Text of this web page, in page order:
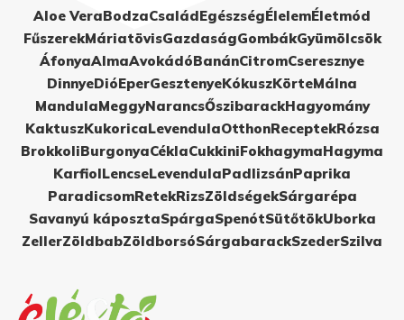
Aloe VeraBodzaCsaládEgészségÉlelemÉletmód
FűszerekMáriatövisGazdaságGombákGyümölcsök
ÁfonyaAlmaAvokádóBanánCitromCseresznye
DinnyeDióEperGesztenyeKókuszKörteMálna
MandulaMeggyNarancsŐszibarackHagyomány
KaktuszKukoricaLevendulaOtthonReceptekRózsa
BrokkoliBurgonyaCéklaCukkiniFokhagymaHagyma
KarfiolLencseLevendulaPadlizsánPaprika
ParadicsomRetekRizsZöldségekSárgarépa
Savanyú káposztaSpárgaSpenótSütőtökUborka
ZellerZöldbabZöldborsóSárgabarackSzederSzilva